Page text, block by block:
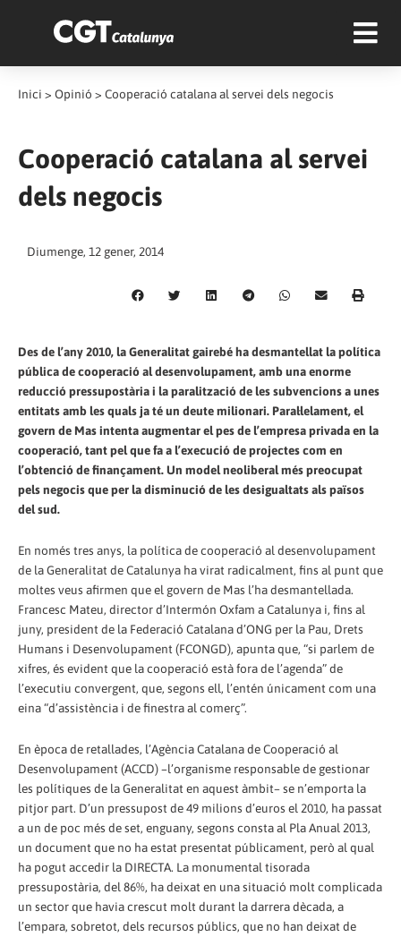
Inici > Opinió > Cooperació catalana al servei dels negocis
Cooperació catalana al servei
dels negocis
Diumenge, 12 gener, 2014
Des de l’any 2010, la Generalitat gairebé ha desmantellat la política
pública de cooperació al desenvolupament, amb una enorme
reducció pressupostària i la paralització de les subvencions a unes
entitats amb les quals ja té un deute milionari. Paral·lelament, el
govern de Mas intenta augmentar el pes de l’empresa privada en la
cooperació, tant pel que fa a l’execució de projectes com en
l’obtenció de finançament. Un model neoliberal més preocupat
pels negocis que per la disminució de les desigualtats als països
del sud.
En només tres anys, la política de cooperació al desenvolupament
de la Generalitat de Catalunya ha virat radicalment, fins al punt que
moltes veus afirmen que el govern de Mas l’ha desmantellada.
Francesc Mateu, director d’Intermón Oxfam a Catalunya i, fins al
juny, president de la Federació Catalana d’ONG per la Pau, Drets
Humans i Desenvolupament (FCONGD), apunta que, “si parlem de
xifres, és evident que la cooperació està fora de l’agenda” de
l’executiu convergent, que, segons ell, l’entén únicament com una
eina “d’assistència i de finestra al comerç”.
En època de retallades, l’Agència Catalana de Cooperació al
Desenvolupament (ACCD) –l’organisme responsable de gestionar
les polítiques de la Generalitat en aquest àmbit– se n’emporta la
pitjor part. D’un pressupost de 49 milions d’euros el 2010, ha passat
a un de poc més de set, enguany, segons consta al Pla Anual 2013,
un document que no ha estat presentat públicament, però al qual
ha pogut accedir la DIRECTA. La monumental tisorada
pressupostària, del 86%, ha deixat en una situació molt complicada
un sector que havia crescut molt durant la darrera dècada, a
l’empara, sobretot, dels recursos públics, que no han deixat de